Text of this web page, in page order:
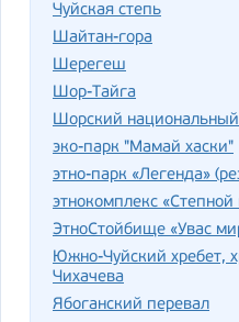
Чуйская степь
Шайтан-гора
Шерегеш
Шор-Тайга
Шорский
эко-парк "Мамай хаски"
этно-парк «Легенда»
этнокомплекс «Степной
ЭтноСтойбище «Увас
Южно-Чуйский хребет,
Чихачева
Ябоганский перевал